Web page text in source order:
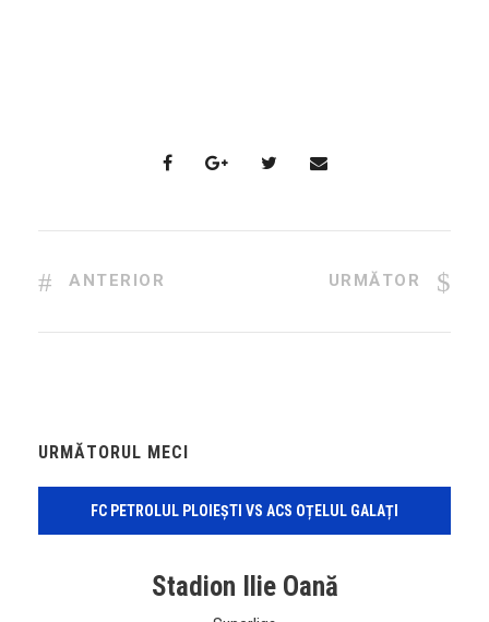
ANTERIOR URMĂTOR
URMĂTORUL MECI
FC PETROLUL PLOIEȘTI VS ACS OȚELUL GALAȚI
Stadion Ilie Oană